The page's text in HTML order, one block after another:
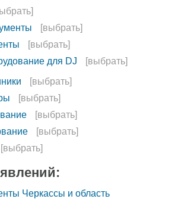
[выбрать]
[выбрать]
для DJ
[выбрать]
[выбрать]
[выбрать]
[выбрать]
[выбрать]
[выбрать]
Черкассы и область